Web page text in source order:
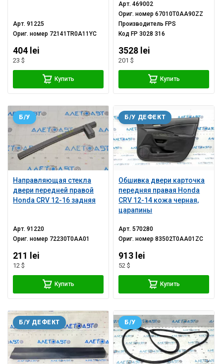
Арт.91225
Ориг. номер 72141TR0A11YC
404 lei
23 $
Купить
Арт.469002
Ориг. номер67010T0AA90ZZ
Производитель FPS
Код FP 3028 316
3528 lei
201 $
Купить
Направляющая стекла
двери передней правой
Honda CRV 12-16 задняя
Б/У
Арт.91220
Ориг. номер 72230T0AA01
211 lei
12 $
Купить
Обшивка двери карточка
передняя правая Honda
CRV 12-14 кожа черная,
царапины
Б/У ДЕФЕКТ
Арт.570280
Ориг. номер83502T0AA01ZC
913 lei
52 $
Купить
Б/У ДЕФЕКТ Б/У